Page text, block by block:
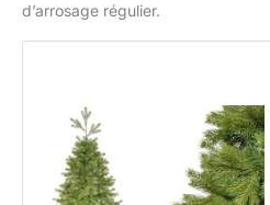
d’arrosage régulier.